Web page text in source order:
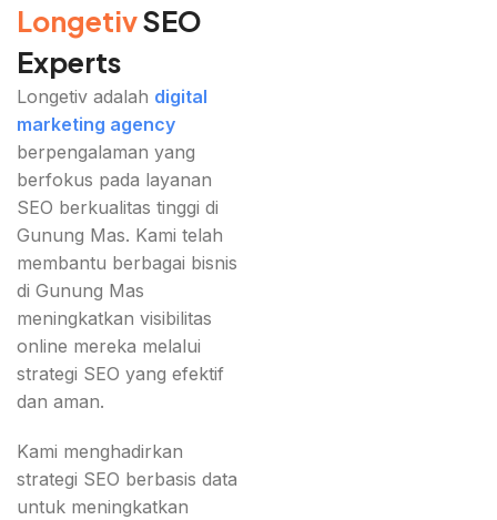
LongetivSEO
Experts
Longetiv adalah digital
marketing agency
berpengalaman yang
berfokus pada layanan
SEO berkualitas tinggi di
Gunung Mas. Kami telah
membantu berbagai bisnis
di Gunung Mas
meningkatkan visibilitas
online mereka melalui
strategi SEO yang efektif
dan aman.
Kami menghadirkan
strategi SEO berbasis data
untuk meningkatkan